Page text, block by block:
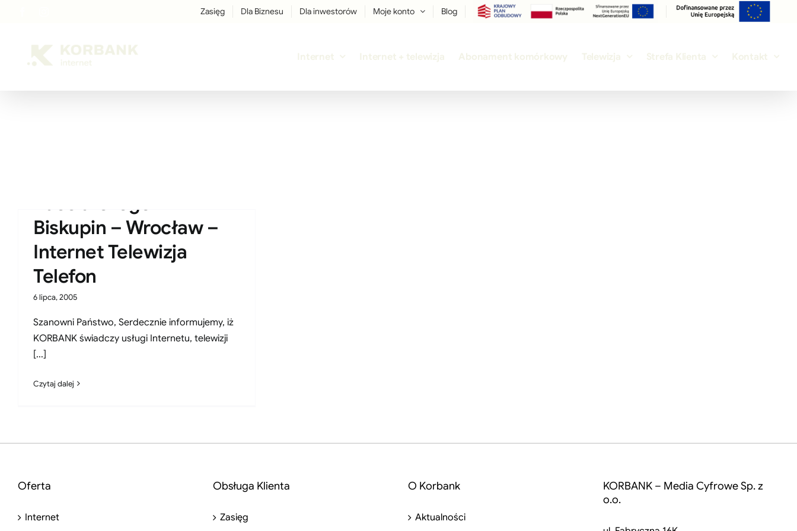
Zasięg Dla Biznesu Dla inwestorów Moje konto Blog
Internet Internet + telewizja Abonament komórkowy Telewizja Strefa Klienta Kontakt
Biskupin – Wrocław –
Internet Telewizja
Telefon
6 lipca, 2005
Szanowni Państwo, Serdecznie informujemy, iż
KORBANK świadczy usługi Internetu, telewizji
[...]
Czytaj dalej
Oferta
Internet
Obsługa Klienta
Zasięg
O Korbank
Aktualności
KORBANK – Media Cyfrowe Sp. z
o.o.